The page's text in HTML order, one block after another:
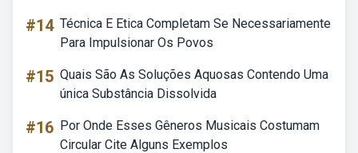
#14 Técnica E Etica Completam Se Necessariamente
Para Impulsionar Os Povos
#15 Quais São As Soluções Aquosas Contendo Uma
única Substância Dissolvida
#16 Por Onde Esses Gêneros Musicais Costumam
Circular Cite Alguns Exemplos